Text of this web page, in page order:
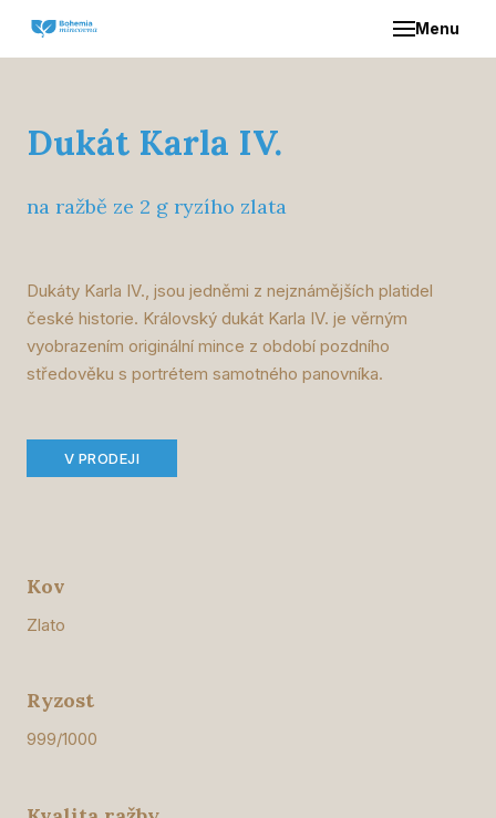
Menu
Dukát Karla IV.
na ražbě ze 2 g ryzího zlata
Dukáty Karla IV., jsou jedněmi z nejznámějších platidel
české historie. Královský dukát Karla IV. je věrným
vyobrazením originální mince z období pozdního
středověku s portrétem samotného panovníka.
V PRODEJI
Kov
Zlato
Ryzost
999/1000